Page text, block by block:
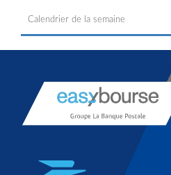
Calendrier de la semaine